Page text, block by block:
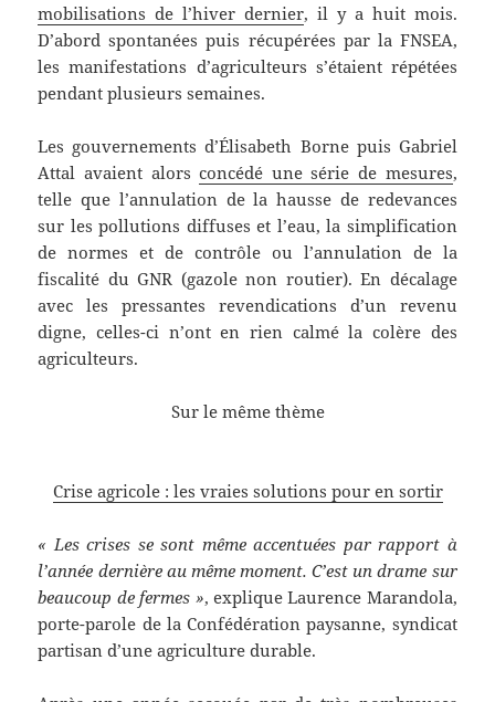
mobilisations de l’hiver dernier, il y a huit mois.
D’abord spontanées puis récupérées par la FNSEA,
les manifestations d’agriculteurs s’étaient répétées
pendant plusieurs semaines.
Les gouvernements d’Élisabeth Borne puis Gabriel
Attal avaient alorsconcédé une série de mesures,
telle que l’annulation de la hausse de redevances
sur les pollutions diffuses et l’eau, la simplification
de normes et de contrôle ou l’annulation de la
fiscalité du GNR (gazole non routier). En décalage
avec les pressantes revendications d’un revenu
digne, celles-ci n’ont en rien calmé la colère des
agriculteurs.
Sur le même thème
Crise agricole : les vraies solutions pour en sortir
« Les crises se sont même accentuées par rapport à
l’année dernière au même moment. C’est un drame sur
beaucoup de fermes », explique Laurence Marandola,
porte-parole de la Confédération paysanne, syndicat
partisan d’une agriculture durable.